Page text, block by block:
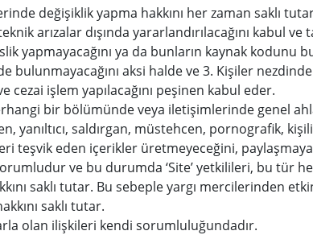
değişiklik yapma hakkını her zaman saklı
arızalar dışında yararlandırılacağını kabul ve
yapmayacağını ya da bunların kaynak kodunu
bulunmayacağını aksi halde ve 3. Kişiler
cezai işlem yapılacağını peşinen kabul eder.
bir bölümünde veya iletişimlerinde genel
yanıltıcı, saldırgan, müstehcen, pornografik,
teşvik eden içerikler üretmeyeceğini,
ve bu durumda ‘Site’ yetkilileri, bu tür
saklı tutar. Bu sebeple yargı mercilerinden
saklı tutar.
olan ilişkileri kendi sorumluluğundadır.